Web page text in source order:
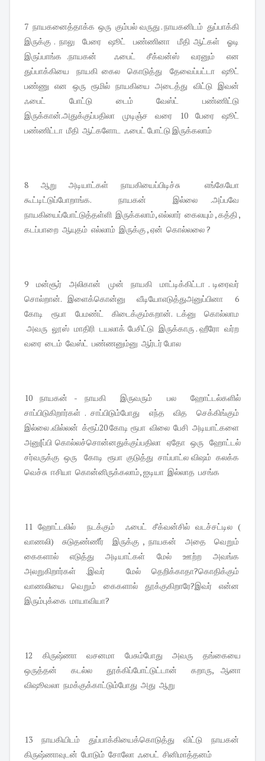
7 நாயகனைத்தாக்க ஒரு கும்பல் வருது . நாயகனிடம் துப்பாக்கி
இருக்கு . நாலு பேரை ஷூட் பண்ணினா மீதி ஆட்கள் ஓடி
இருப்பாங்க .நாயகன் ஃபைட் சீக்வன்ஸ் வரனும் என
துப்பாக்கியை நாயகி கைல கொடுத்து தேவைப்பட்டா ஷூட்
பண்ணு என ஒரு ரூமில் நாயகியை அடைத்து விட்டு இவன்
ஃபைட் போட்டு டைம் வேஸ்ட் பண்ணிட்டு
இருக்கான்.அதுக்குப்பதிலா முடிஞ்ச வரை 10 பேரை ஷூட்
பண்ணிட்டா மீதி ஆட்களோட ஃபைட் போட்டு இருக்கலாம்
8 ஆறு அடியாட்கள் நாயகியைப்பிடிச்சு எங்கேயோ
கூட்டிட்டுப்போறாங்க. நாயகன் இல்லை .அப்பவே
நாயகியைப்போட்டுத்தள்ளி இருக்கலாம், எல்லார் கைலயும் , கத்தி ,
கடப்பாறை ஆயுதம் எல்லாம் இருக்கு , ஏன் கொல்லலை ?
9 மன்சூர் அலிகான் முன் நாயகி மாட்டிக்கிட்டா . டிரைவர்
சொல்றான். இளைக்கொன்னு வீடியோஎடுத்துஅனுப்பினா 6
கோடி ரூபா பேமண்ட் கிடைக்கும்கறான். டக்னு கொல்லாம
அவரு லூஸ் மாதிரி டயலாக் பேசிட்டு இருக்காரு . ஹீரோ வர்ற
வரை டைம் வேஸ்ட் பண்ணனும்னு ஆர்டர் போல
10 நாயகன் - நாயகி இருவரும் பல ஹோட்டல்களில்
சாப்பிடுகிறார்கள் . சாப்பிடும்போது எந்த வித செக்கிங்கும்
இல்லை .வில்லன் க்ரூப்20 கோடி ரூபா விலை பேசி அடியாட்களை
அனு[ப்பி கொல்லச்சொன்னதுக்குப்பதிலா ஏதோ ஒரு ஹோட்டல்
சர்வருக்கு ஒரு கோடி ரூபா குடுத்து சாப்பாட்ல விஷம் கலக்க
வெச்சு ஈசியா கொன்னிருக்கலாம், ஐடியா இல்லாத பசங்க
11 ஹோட்டலில் நடக்கும் ஃபைட் சீக்வன்சில் வடச்சட்டில (
வாணலி) சுடுதண்ணீர் இருக்கு , நாயகன் அதை வெறும்
கைகளால் எடுத்து அடியாட்கள் மேல் ஊற்ற அவங்க
அலறுகிறார்கள் .இவர் மேல் தெறிக்காதா?கொதிக்கும்
வாணலியை வெறும் கைகளால் தூக்குகிறாரே?இவர் என்ன
இரும்புக்கை மாயாவியா?
12 கிருஷ்ணா வசனமா பேசும்போது அவரு தங்கையை
ஒருத்தன் கடல்ல தூக்கிப்போட்டுட்டான் கறாரு, ஆனா
விஷூவலா நமக்குக்காட்டும்போது அது ஆறு
13 நாயகியிடம் துப்பாக்கியைக்கொடுத்து விட்டு நாயகன்
கிருஷ்ணாவுடன் போடும் சோலோ ஃபைட் சினிமாத்தனம்